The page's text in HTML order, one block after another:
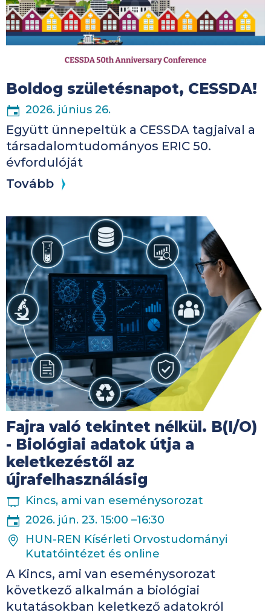
Boldog születésnapot, CESSDA!
2026. június 26.
Együtt ünnepeltük a CESSDA tagjaival a
társadalomtudományos ERIC 50.
évfordulóját
Tovább
Kép
Fajra való tekintet nélkül. B(I/O)
- Biológiai adatok útja a
keletkezéstől az
újrafelhasználásig
ESEMÉNYSOROZAT
Kincs, ami van eseménysorozat
DÁTUM
2026. jún. 23. 15:00 –16:30
HELYSZÍN
HUN-REN Kísérleti Orvostudományi
Kutatóintézet és online
A Kincs, ami van eseménysorozat
következő alkalmán a biológiai
kutatásokban keletkező adatokról